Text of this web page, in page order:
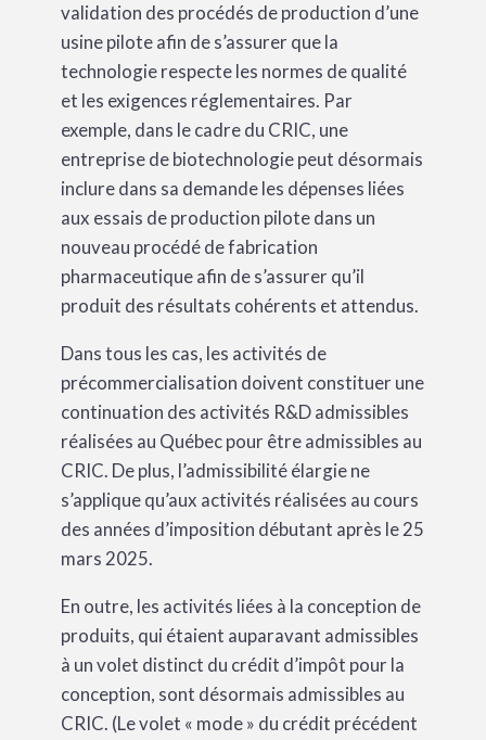
validation des procédés de production d’une
usine pilote afin de s’assurer que la
technologie respecte les normes de qualité
et les exigences réglementaires. Par
exemple, dans le cadre du CRIC, une
entreprise de biotechnologie peut désormais
inclure dans sa demande les dépenses liées
aux essais de production pilote dans un
nouveau procédé de fabrication
pharmaceutique afin de s’assurer qu’il
produit des résultats cohérents et attendus.
Dans tous les cas, les activités de
précommercialisation doivent constituer une
continuation des activités R&D admissibles
réalisées au Québec pour être admissibles au
CRIC. De plus, l’admissibilité élargie ne
s’applique qu’aux activités réalisées au cours
des années d’imposition débutant après le 25
mars 2025.
En outre, les activités liées à la conception de
produits, qui étaient auparavant admissibles
à un volet distinct du crédit d’impôt pour la
conception, sont désormais admissibles au
CRIC. (Le volet « mode » du crédit précédent